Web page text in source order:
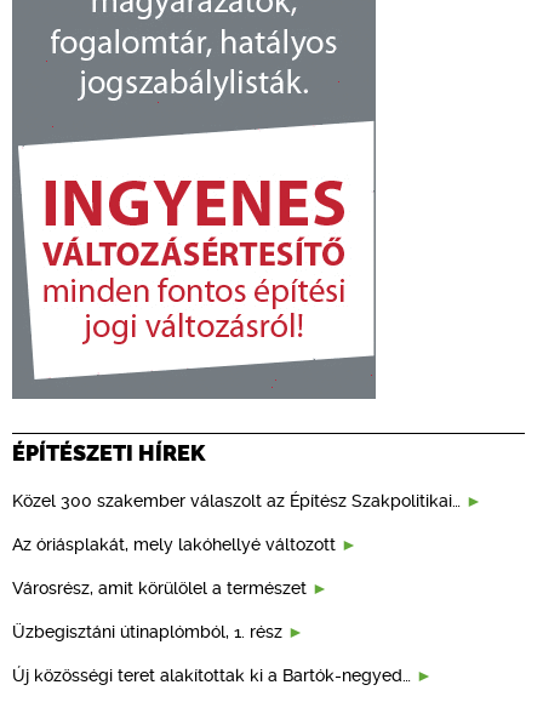
ÉPÍTÉSZETI HÍREK
Közel 300 szakember válaszolt az Építész Szakpolitikai…
Az óriásplakát, mely lakóhellyé változott
Városrész, amit körülölel a természet
Üzbegisztáni útinaplómból, 1. rész
Új közösségi teret alakítottak ki a Bartók-negyed…